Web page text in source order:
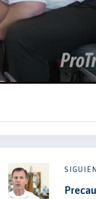
Video